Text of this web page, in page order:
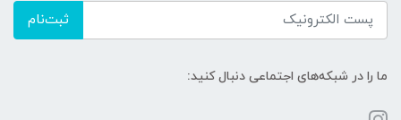
ثبت‌نام
ما را در شبکه‌های اجتماعی دنبال کنید: